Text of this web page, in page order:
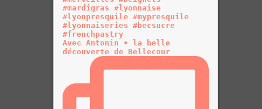
Avec Antonin • la belle
découverte de Bellecour